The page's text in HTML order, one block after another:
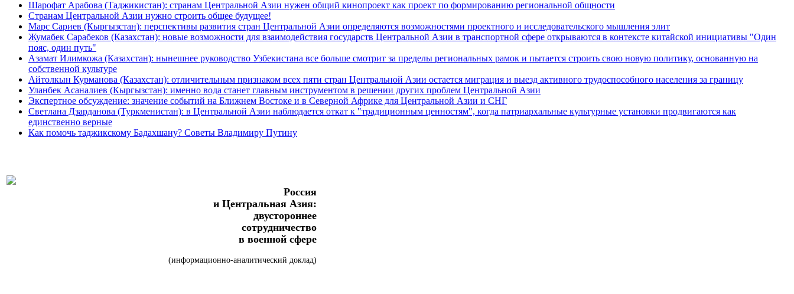
Шарофат Арабова (Таджикистан): странам Центральной Азии нужен общий кинопроект как проект по формированию региональной общности
Странам Центральной Азии нужно строить общее будущее!
Марс Сариев (Кыргызстан): перспективы развития стран Центральной Азии определяются возможностями проектного и исследовательского мышления элит
Жумабек Сарабеков (Казахстан): новые возможности для взаимодействия государств Центральной Азии в транспортной сфере открываются в контексте китайской инициативы "Один
пояс, один путь"
Азамат Илимкожа (Казахстан): нынешнее руководство Узбекистана все больше смотрит за пределы региональных рамок и пытается строить свою новую политику, основанную на
собственной культуре
Айтолкын Курманова (Казахстан): отличительным признаком всех пяти стран Центральной Азии остается миграция и выезд активного трудоспособного населения за границу
Уланбек Асаналиев (Кыргызстан): именно вода станет главным инструментом в решении других проблем Центральной Азии
Экспертное обсуждение: значение событий на Ближнем Востоке и в Северной Африке для Центральной Азии и СНГ
Светлана Дзарданова (Туркменистан): в Центральной Азии наблюдается откат к "традиционным ценностям", когда патриархальные культурные установки продвигаются как
единственно верные
Как помочь таджикскому Бадахшану? Советы Владимиру Путину
Россия
и Центральная Азия:
двустороннее
сотрудничество
в военной сфере
(информационно-аналитический доклад)